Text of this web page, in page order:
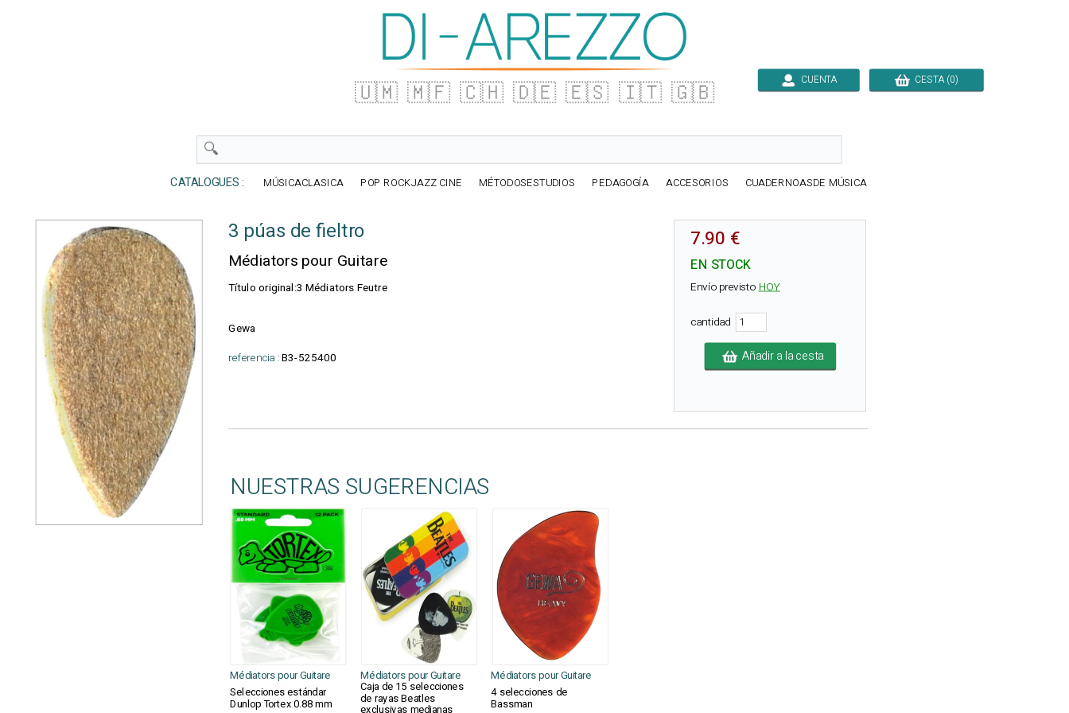
🇺🇲 🇲🇫 🇨🇭 🇩🇪 🇪🇸 🇮🇹 🇬🇧 CUENTA CESTA (0)
CATALOGUES : MÚSICACLASICA POP ROCKJAZZ CINE MÉTODOSESTUDIOS PEDAGOGÍA ACCESORIOS CUADERNOASDE MÚSICA
3 púas de fieltro
Médiators pour Guitare
Título original:3 Médiators Feutre
Gewa
referencia :B3-525400
7.90 €
EN STOCK
Envío previstoHOY
cantidad
Añadir a la cesta
NUESTRAS SUGERENCIAS
Médiators pour Guitare Médiators pour Guitare
Médiators pour Guitare
Selecciones estándar
Dunlop Tortex 0.88 mm
Caja de 15 selecciones
de rayas Beatles
exclusivas medianas
4 selecciones de
Bassman